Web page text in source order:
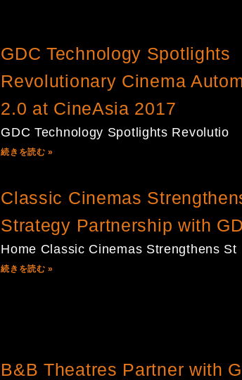
GDC Technology Spotlights
Revolutionary Cinema
2.0 at CineAsia 2017
GDC Technology Spotlights Revolutio
続きを読む »
Classic Cinemas
Strategy Partnership with
Home Classic Cinemas Strengthens St
続きを読む »
B&B Theatres Partner with